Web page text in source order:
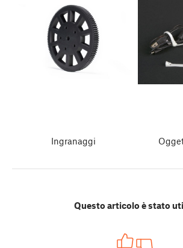
Ingranaggi
Questo articolo è stato